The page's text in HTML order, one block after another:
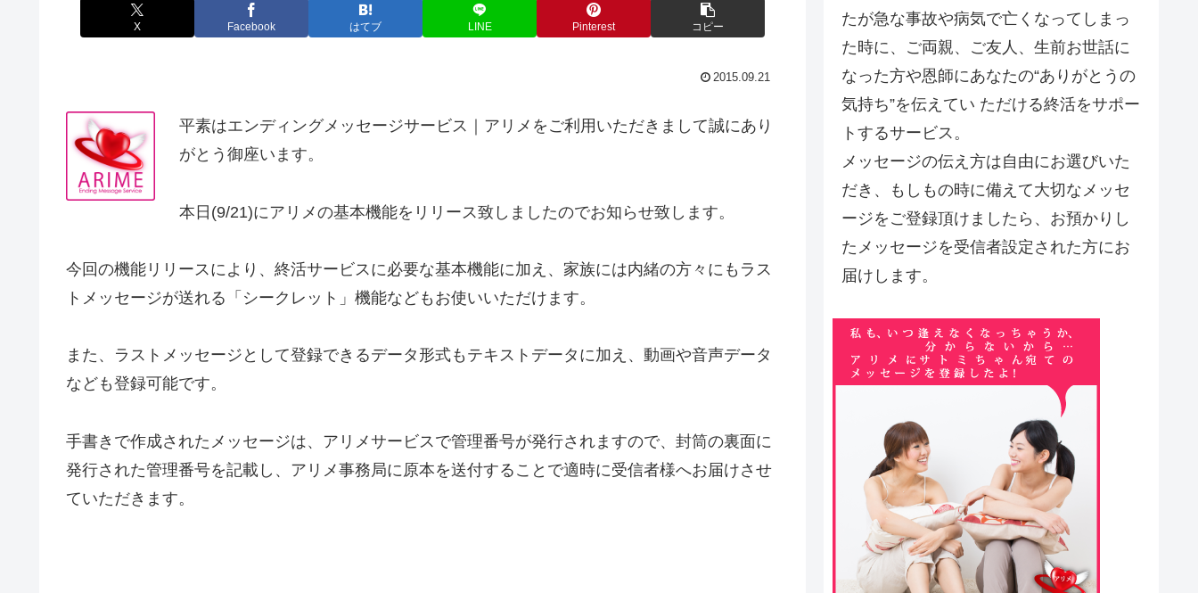
X Facebook はてブ LINE Pinterest コピー
2015.09.21
平素はエンディングメッセージサービス｜アリメをご利用いただきまして誠にあり
がとう御座います。
本日(9/21)にアリメの基本機能をリリース致しましたのでお知らせ致します。
今回の機能リリースにより、終活サービスに必要な基本機能に加え、家族には内緒の方々にもラス
トメッセージが送れる「シークレット」機能などもお使いいただけます。
また、ラストメッセージとして登録できるデータ形式もテキストデータに加え、動画や音声データ
なども登録可能です。
手書きで作成されたメッセージは、アリメサービスで管理番号が発行されますので、封筒の裏面に
発行された管理番号を記載し、アリメ事務局に原本を送付することで適時に受信者様へお届けさせ
ていただきます。
たが急な事故や病気で亡くなってしまっ
た時に、ご両親、ご友人、生前お世話に
なった方や恩師にあなたの“ありがとうの
気持ち”を伝えてい ただける終活をサポー
トするサービス。
メッセージの伝え方は自由にお選びいた
だき、もしもの時に備えて大切なメッセ
ージをご登録頂けましたら、お預かりし
たメッセージを受信者設定された方にお
届けします。